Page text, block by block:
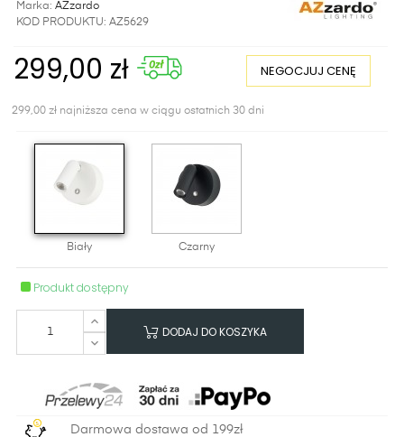
Marka: AZzardo
KOD PRODUKTU: AZ5629
299,00 zł NEGOCJUJ CENĘ
299,00 zł najniższa cena w ciągu ostatnich 30 dni
Biały Czarny
Produkt dostępny
DODAJ DO KOSZYKA
Darmowa dostawa od 199zł